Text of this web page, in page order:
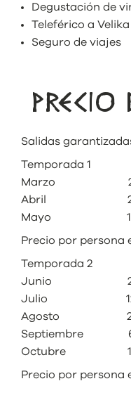
Degustación de
Teleférico a
Seguro de viajes
Salidas
Temporada 1
Marzo
Abril
Mayo
Precio por persona
Temporada 2
Junio
Julio
Agosto 2,
Septiembre
Octubre
Precio por persona